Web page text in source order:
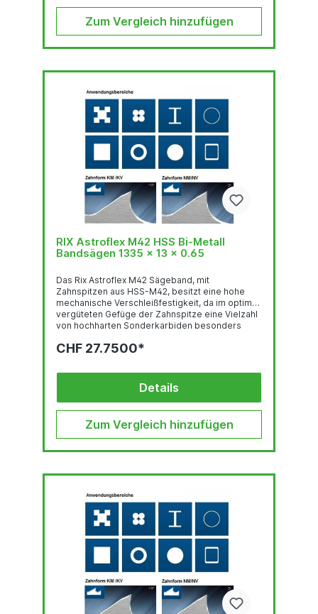
Zum Vergleich hinzufügen
RIX Astroflex M42 HSS Bi-Metall
Bandsägen 1335 x 13 x 0.65
Das Rix Astroflex M42 Sägeband, mit
Zahnspitzen aus HSS-M42, besitzt eine hohe
mechanische Verschleißfestigkeit, da im optimal
vergüteten Gefüge der Zahnspitze eine Vielzahl
von hochharten Sonderkarbiden besonders
in einer temperaturbeständigen martensitischen
für eine sehr gute thermische
Verschleißfestigkeit. Das Trägerband aus
hochlegiertem, chromhaltigen Federstahl ist der
Garant für hervorragende
CHF 27.7500*
Details
Zum Vergleich hinzufügen